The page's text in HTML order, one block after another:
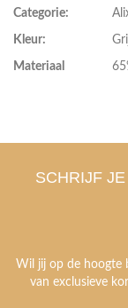
Categorie:
Kleur:
Materiaal
SCHRIJF
Wil jij op de hoogte
van exclusieve